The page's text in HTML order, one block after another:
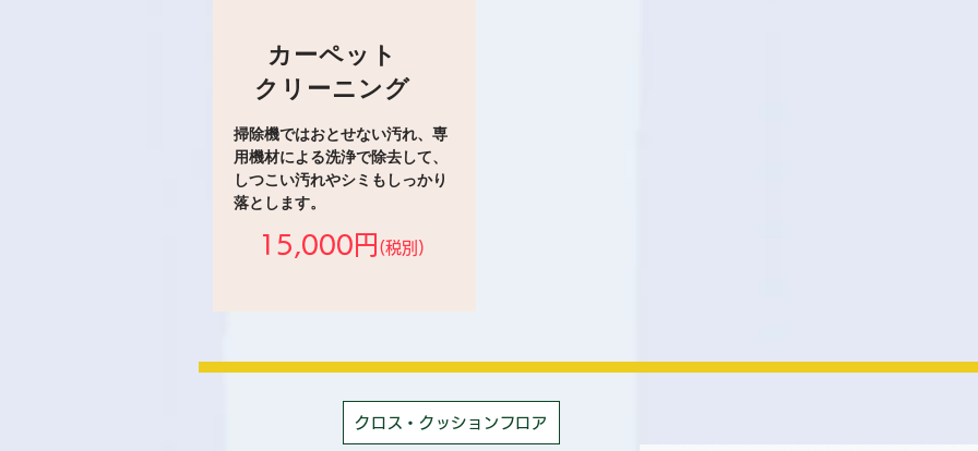
カーペット
クリーニング
掃除機ではおとせない汚れ、専
用機材による洗浄で除去して、
しつこい汚れやシミもしっかり
落とします。
15,000円 (税別)
クロス・クッションフロア